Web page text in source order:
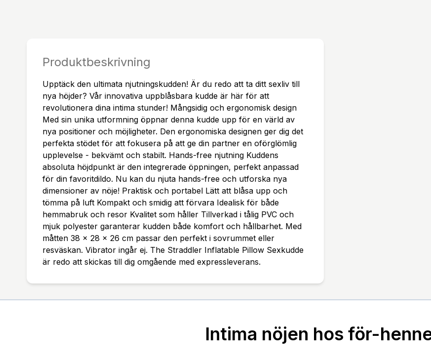
h mjuk polyester
åtten 38 x 28 x 26
Produktbeskrivning
Upptäck den ultimata njutningskudden! Är du redo att ta ditt sexliv till
nya höjder? Vår innovativa uppblåsbara kudde är här för att
revolutionera dina intima stunder! Mångsidig och ergonomisk design
Med sin unika utformning öppnar denna kudde upp för en värld av
nya positioner och möjligheter. Den ergonomiska designen ger dig det
perfekta stödet för att fokusera på att ge din partner en oförglömlig
upplevelse - bekvämt och stabilt. Hands-free njutning Kuddens
absoluta höjdpunkt är den integrerade öppningen, perfekt anpassad
för din favoritdildo. Nu kan du njuta hands-free och utforska nya
dimensioner av nöje! Praktisk och portabel Lätt att blåsa upp och
tömma på luft Kompakt och smidig att förvara Idealisk för både
hemmabruk och resor Kvalitet som håller Tillverkad i tålig PVC och
mjuk polyester garanterar kudden både komfort och hållbarhet. Med
måtten 38 x 28 x 26 cm passar den perfekt i sovrummet eller
resväskan. Vibrator ingår ej. The Straddler Inflatable Pillow Sexkudde
är redo att skickas till dig omgående med expressleverans.
Intima nöjen hos för-